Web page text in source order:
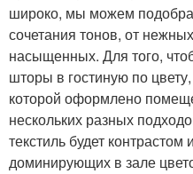
широко, мы можем
сочетания тонов, от
насыщенных. Для того,
шторы в гостиную по
которой оформлено
нескольких разных
текстиль будет
доминирующих в зале